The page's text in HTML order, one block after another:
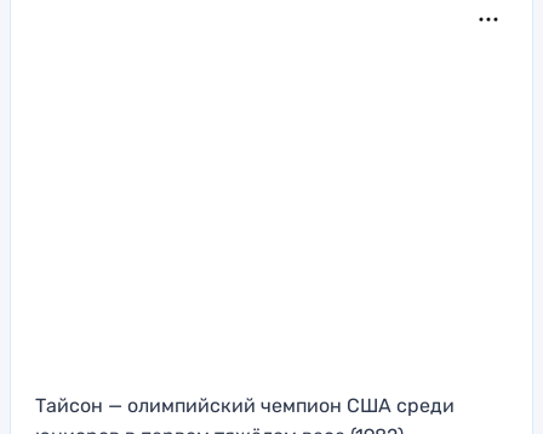
Тайсон — олимпийский чемпион США среди